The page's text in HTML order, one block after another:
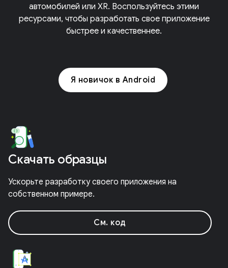
автомобилей или XR. Воспользуйтесь этими
ресурсами, чтобы разработать свое приложение
быстрее и качественнее.
Я новичок в Android
Скачать образцы
Ускорьте разработку своего приложения на
собственном примере.
См. код